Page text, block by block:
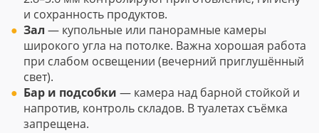
и сохранность продуктов.
Зал — купольные или панорамные камеры
широкого угла на потолке. Важна хорошая работа
при слабом освещении (вечерний приглушённый
свет).
Бар и подсобки — камера над барной стойкой и
напротив, контроль складов. В туалетах съёмка
запрещена.